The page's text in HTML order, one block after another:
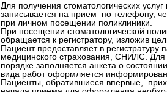
Для получения стоматологических
записывается на прием по телефону,
при личном посещении поликлиники.
При посещении стоматологической
обращается к регистратору, изложив
Пациент предоставляет в регистратуру
медицинского страхования, СНИЛС. Для
порядке заполняется анкета о
вида работ оформляется
Пациенты, обратившиеся впервые,